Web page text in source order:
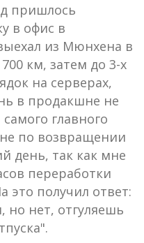
пришлось
в офис в
из Мюнхена в
км, затем до 3-х
на серверах,
в продакшне не
главного
по возвращении
день, так как мне
переработки
это получил ответ:
но нет, отгуляешь